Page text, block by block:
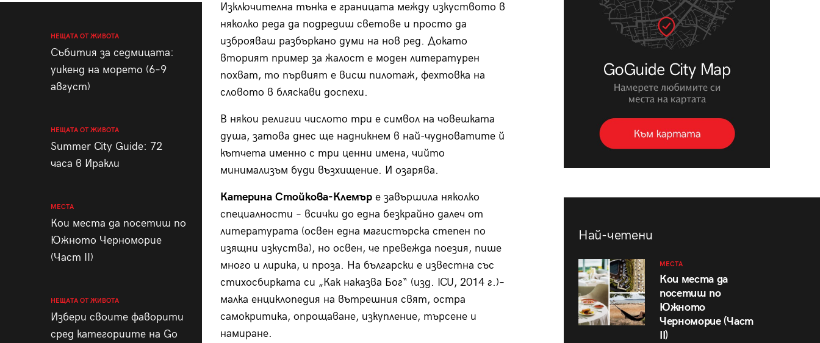
НЕЩАТА ОТ ЖИВОТА
Събития за седмицата:
уикенд на морето (6–9
август)
НЕЩАТА ОТ ЖИВОТА
Summer City Guide: 72
часа в Иракли
МЕСТА
Кои места да посетиш по
Южното Черноморие
(Част II)
НЕЩАТА ОТ ЖИВОТА
Избери своите фаворити
сред категориите на Go
Изключителна тънка е границата между изкуството в
няколко реда да подредиш светове и просто да
изброяваш разбъркано думи на нов ред. Докато
вторият пример за жалост е моден литературен
похват, то първият е висш пилотаж, фехтовка на
словото в бляскави доспехи.
В някои религии числото три е символ на човешката
душа, затова днес ще надникнем в най-чудноватите й
кътчета именно с три ценни имена, чийто
минимализъм буди възхищение. И озарява.
Катерина Стойкова-Клемър е завършила няколко
специалности – всички до една безкрайно далеч от
литературата (освен една магистърска степен по
изящни изкуства), но освен, че превежда поезия, пише
много и лирика, и проза. На български е известна със
стихосбирката си „Как наказва Бог“ (изд. ICU, 2014 г.)–
малка енциклопедия на вътрешния свят, остра
самокритика, опрощаване, изкупление, търсене и
намиране.
Най-четени
МЕСТА
Кои места да
посетиш по
Южното
Черноморие (Част
II)